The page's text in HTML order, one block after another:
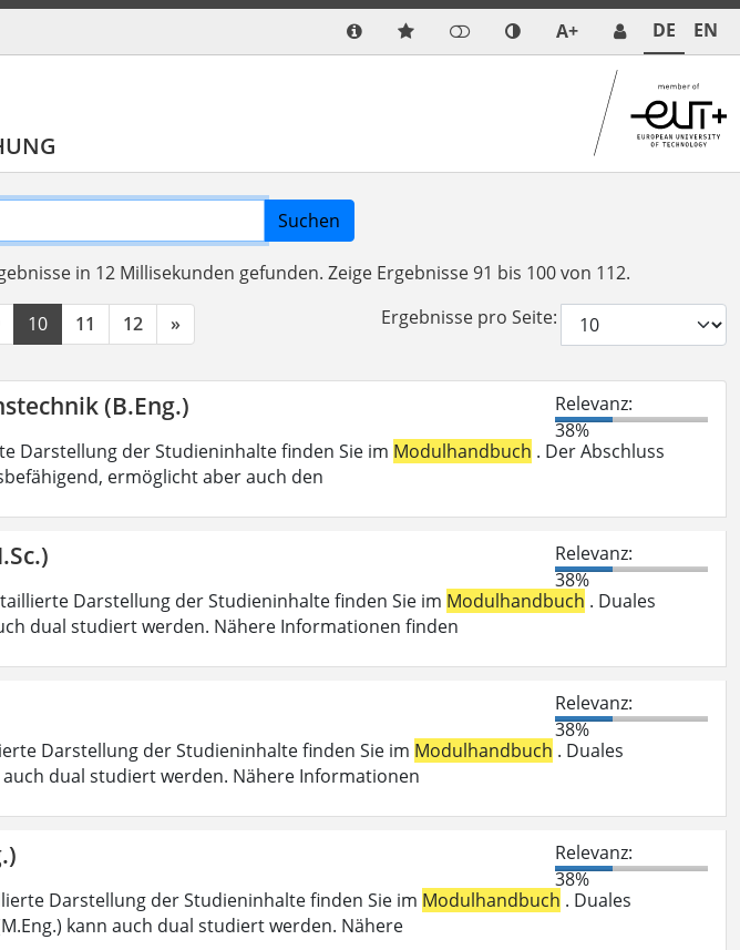
A+ DE EN
Suchen
in 12 Millisekunden gefunden. Zeige Ergebnisse 91 bis 100 von 112.
10 11 12 » Ergebnisse pro Seite:
(B.Eng.)
Relevanz:
38%
Darstellung der Studieninhalte finden Sie im Modulhandbuch . Der Abschluss
ermöglicht aber auch den
Relevanz:
38%
Darstellung der Studieninhalte finden Sie im Modulhandbuch . Duales
dual studiert werden. Nähere Informationen finden
Relevanz:
38%
Darstellung der Studieninhalte finden Sie im Modulhandbuch . Duales
dual studiert werden. Nähere Informationen
Relevanz:
38%
Darstellung der Studieninhalte finden Sie im Modulhandbuch . Duales
kann auch dual studiert werden. Nähere